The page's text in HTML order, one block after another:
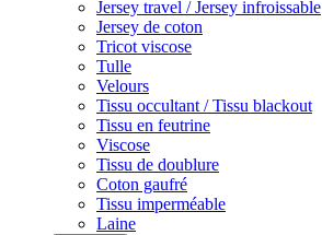
Jersey travel / Jersey infroissable
Jersey de coton
Tricot viscose
Tulle
Velours
Tissu occultant / Tissu blackout
Tissu en feutrine
Viscose
Tissu de doublure
Coton gaufré
Tissu imperméable
Laine